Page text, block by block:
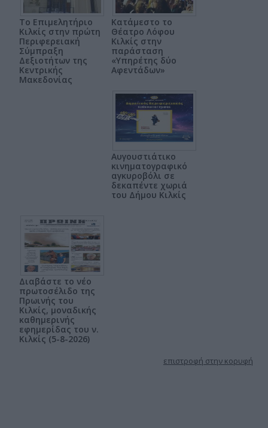
Το Επιμελητήριο
Κιλκίς στην πρώτη
Περιφερειακή
Σύμπραξη
Δεξιοτήτων της
Κεντρικής
Μακεδονίας
Κατάμεστο το
Θέατρο Λόφου
Κιλκίς στην
παράσταση
«Υπηρέτης δύο
Αφεντάδων»
Αυγουστιάτικο
κινηματογραφικό
αγκυροβόλι σε
δεκαπέντε χωριά
του Δήμου Κιλκίς
Διαβάστε το νέο
πρωτοσέλιδο της
Πρωινής του
Κιλκίς, μοναδικής
καθημερινής
εφημερίδας του ν.
Κιλκίς (5-8-2026)
επιστροφή στην κορυφή